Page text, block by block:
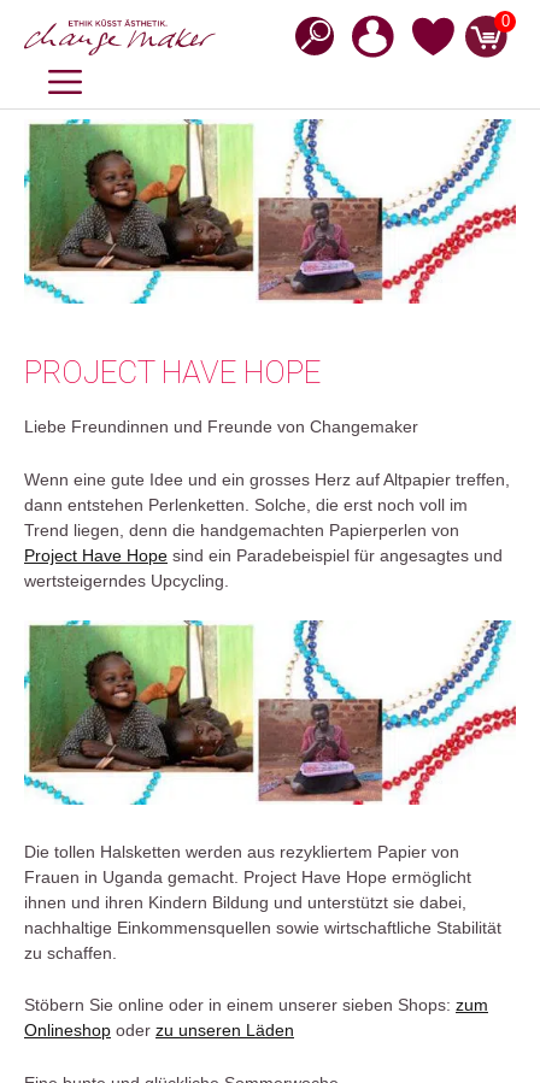
Inhalt
0
MENÜ
PROJECT HAVE HOPE
Liebe Freundinnen und Freunde von Changemaker
Wenn eine gute Idee und ein grosses Herz auf Altpapier treffen,
dann entstehen Perlenketten. Solche, die erst noch voll im
Trend liegen, denn die handgemachten Papierperlen von
Project Have Hope sind ein Paradebeispiel für angesagtes und
wertsteigerndes Upcycling.
Die tollen Halsketten werden aus rezykliertem Papier von
Frauen in Uganda gemacht. Project Have Hope ermöglicht
ihnen und ihren Kindern Bildung und unterstützt sie dabei,
nachhaltige Einkommensquellen sowie wirtschaftliche Stabilität
zu schaffen.
Stöbern Sie online oder in einem unserer sieben Shops: zum
Onlineshop oder zu unseren Läden